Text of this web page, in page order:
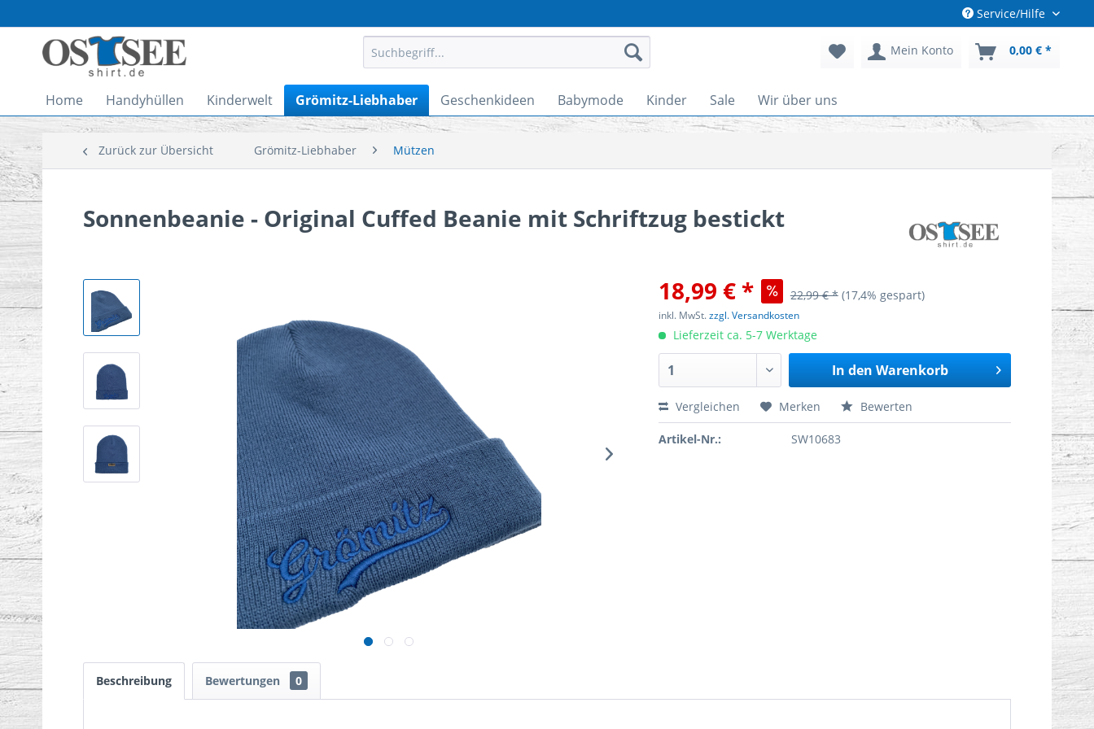
Service/Hilfe
Mein Konto 0,00 € *
Home Handyhüllen Kinderwelt Grömitz-Liebhaber Geschenkideen Babymode Kinder Sale Wir über uns
Zurück zur Übersicht Grömitz-Liebhaber Mützen
Sonnenbeanie - Original Cuffed Beanie mit Schriftzug bestickt
18,99 € * 22,99 € * (17,4% gespart)
inkl. MwSt.zzgl. Versandkosten
Lieferzeit ca. 5-7 Werktage
In den Warenkorb
Vergleichen Merken Bewerten
Artikel-Nr.: SW10683
Beschreibung Bewertungen 0